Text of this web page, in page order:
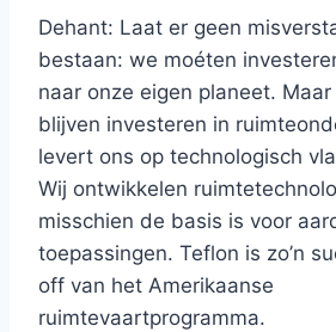
Dehant: Laat er geen
bestaan: we moéten
naar onze eigen planeet.
blijven investeren in
levert ons op technologisch
Wij ontwikkelen
misschien de basis is voor
toepassingen. Teflon is zo’n
off van het Amerikaanse
ruimtevaartprogramma.